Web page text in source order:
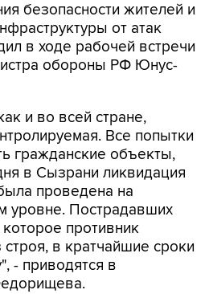
безопасности жителей и
от атак
в ходе рабочей встречи
обороны РФ Юнус-
и во всей стране,
Все попытки
гражданские объекты,
в Сызрани ликвидация
проведена на
уровне. Пострадавших
противник
в кратчайшие сроки
- приводятся в